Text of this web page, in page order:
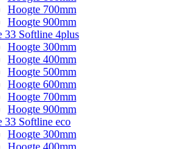
Hoogte 700mm
Hoogte 900mm
33 Softline 4plus
Hoogte 300mm
Hoogte 400mm
Hoogte 500mm
Hoogte 600mm
Hoogte 700mm
Hoogte 900mm
33 Softline eco
Hoogte 300mm
Hoogte 400mm